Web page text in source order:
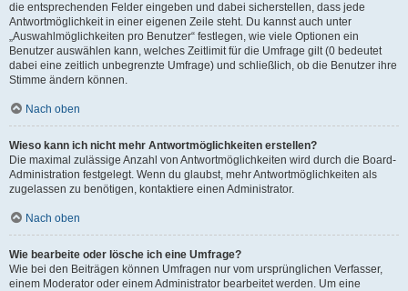
die entsprechenden Felder eingeben und dabei sicherstellen, dass jede
Antwortmöglichkeit in einer eigenen Zeile steht. Du kannst auch unter
„Auswahlmöglichkeiten pro Benutzer“ festlegen, wie viele Optionen ein
Benutzer auswählen kann, welches Zeitlimit für die Umfrage gilt (0 bedeutet
dabei eine zeitlich unbegrenzte Umfrage) und schließlich, ob die Benutzer ihre
Stimme ändern können.
Nach oben
Wieso kann ich nicht mehr Antwortmöglichkeiten erstellen?
Die maximal zulässige Anzahl von Antwortmöglichkeiten wird durch die Board-
Administration festgelegt. Wenn du glaubst, mehr Antwortmöglichkeiten als
zugelassen zu benötigen, kontaktiere einen Administrator.
Nach oben
Wie bearbeite oder lösche ich eine Umfrage?
Wie bei den Beiträgen können Umfragen nur vom ursprünglichen Verfasser,
einem Moderator oder einem Administrator bearbeitet werden. Um eine